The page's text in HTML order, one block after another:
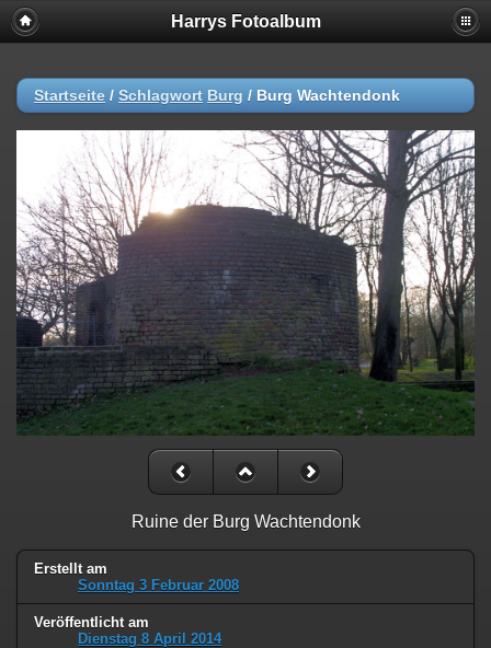
Harrys Fotoalbum
Startseite / Schlagwort Burg / Burg Wachtendonk
Ruine der Burg Wachtendonk
Erstellt am
Sonntag 3 Februar 2008
Veröffentlicht am
Dienstag 8 April 2014